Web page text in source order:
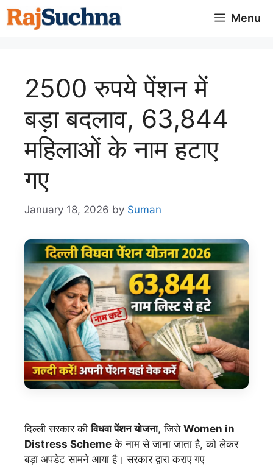
Skip
to
Menu
2500 रुपये पेंशन में
बड़ा बदलाव, 63,844
महिलाओं के नाम हटाए
गए
January 18, 2026 by Suman
दिल्ली सरकार कीविधवा पेंशन योजना, जिसे Women in
Distress Scheme के नाम से जाना जाता है, को लेकर
बड़ा अपडेट सामने आया है। सरकार द्वारा कराए गए